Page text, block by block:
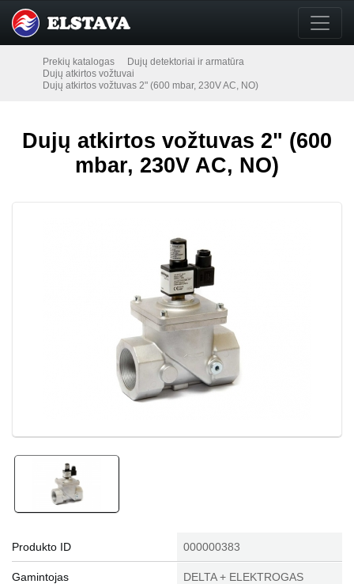
Prekių katalogas
Dujų detektoriai ir armatūra
Dujų atkirtos vožtuvai
Dujų atkirtos vožtuvas 2" (600 mbar, 230V AC, NO)
Dujų atkirtos vožtuvas 2" (600
mbar, 230V AC, NO)
Produkto ID 000000383
Gamintojas DELTA + ELEKTROGAS